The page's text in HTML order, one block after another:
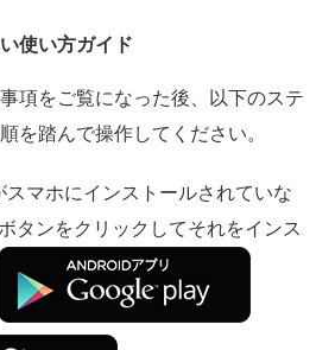
使い方ガイド
項をご覧になった後、以下のステ
を踏んで操作してください。
スマホにインストールされていな
タンをクリックしてそれをインス